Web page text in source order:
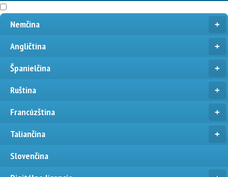
Nemčina
Angličtina
Španielčina
Ruština
Francúzština
Taliančina
Slovenčina